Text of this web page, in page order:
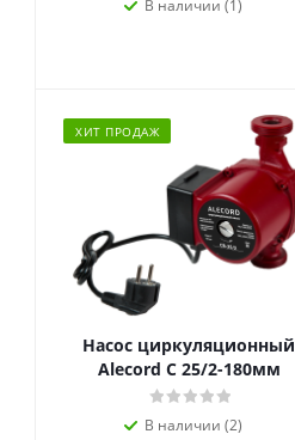
В наличии (1)
ХИТ ПРОДАЖ
Насос циркуляционный
Alecord C 25/2-180мм
В наличии (2)